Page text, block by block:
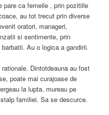
pare ca femeile , prin pozitiile
au tot trecut prin diverse
oratori, manageri,
si sentimente, prin
Au o logica a gandirii.
Dintotdeauna au fost
poate mai curajoase de
la lupta, mureau pe
familiei. Sa se descurce.